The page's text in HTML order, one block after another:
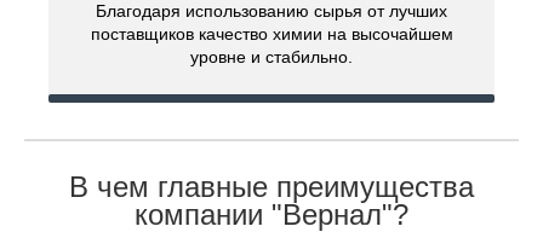
Благодаря использованию сырья от лучших
поставщиков качество химии на высочайшем
уровне и стабильно.
В чем главные преимущества
компании "Вернал"?